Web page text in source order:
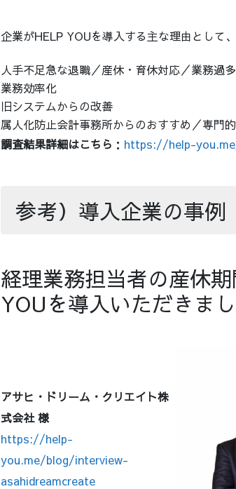
企業がHELP YOUを導入する主な理由として
人手不足急な退職／産休・育休対応／業務過多
業務効率化
旧システムからの改善
属人化防止会計事務所からのおすすめ／専門
調査結果詳細はこちら ： https://help-
参考）導入企業の事例
経理業務担当者の産休
YOUを導入いただきま
アサヒ・ドリーム・クリエイト株
式会社 様
https://help-
you.me/blog/interview-
asahidreamcreate